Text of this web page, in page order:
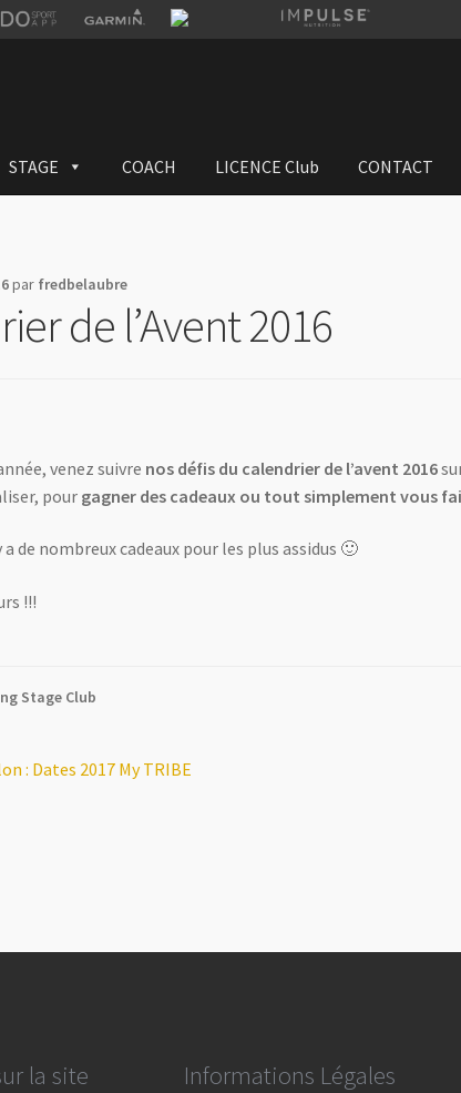
STAGE COACH LICENCE Club CONTACT
par fredbelaubre
de l’Avent 2016
venez suivre nos défis du calendrier de l’avent 2016
pour gagner des cadeaux ou tout simplement vous
de nombreux cadeaux pour les plus assidus 🙂
!!!
Stage Club
: Dates 2017 My TRIBE
la site Informations Légales